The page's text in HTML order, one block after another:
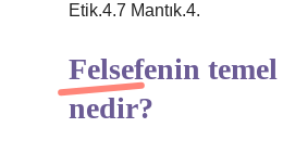
Etik.4.7 Mantık.4.
Felsefenin
nedir?